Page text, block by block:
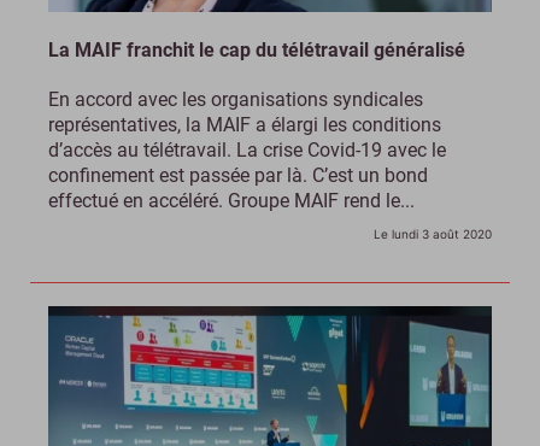
La MAIF franchit le cap du télétravail généralisé
En accord avec les organisations syndicales
représentatives, la MAIF a élargi les conditions
d’accès au télétravail. La crise Covid-19 avec le
confinement est passée par là. C’est un bond
effectué en accéléré. Groupe MAIF rend le...
Le lundi 3 août 2020